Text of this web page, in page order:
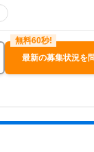
最新の募集状況を